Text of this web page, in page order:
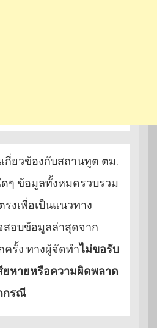
กี่ยวข้องกับสถานทูต ตม.
ๆ ข้อมูลทั้งหมดรวบรวม
งเพื่อเป็นแนวทาง
สอบข้อมูลล่าสุดจาก
ครั้ง ทางผู้จัดทำไม่ขอรับ
ยหายหรือความผิดพลาด
กรณี